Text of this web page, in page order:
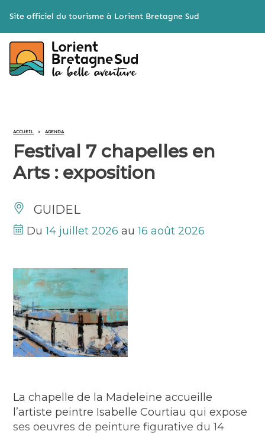
Site officiel du tourisme à Lorient Bretagne Sud
ACCUEIL > AGENDA
Festival 7 chapelles en
Arts : exposition
GUIDEL
Du14 juillet 2026 au16 août 2026
La chapelle de la Madeleine accueille
l’artiste peintre Isabelle Courtiau qui expose
ses oeuvres de peinture figurative du 14